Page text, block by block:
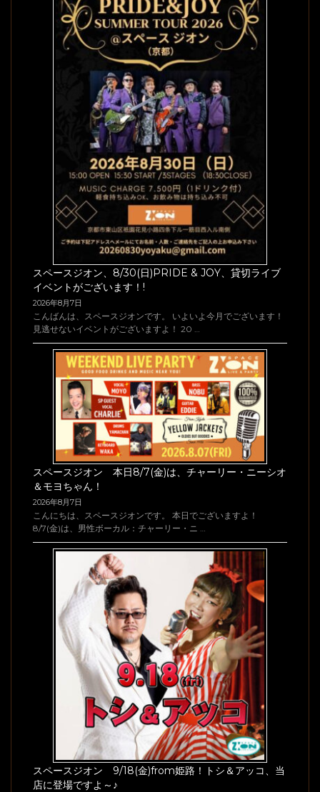
スペースジオン、8/30(日)PRIDE & JOY、貸切ライブ
イベントがございます！!
2026年8月7日
こんばんは、スペースジオンです。 いよいよ今月でございます！
見逃せないイベントがございますよ！ 20 …
スペースジオン 本日8/7(金)は、チャーリー・ニーシオ
＆モヨちゃん！
2026年8月7日
こんにちは、スペースジオンです。 本日でございますよ！
8/7(金)は、男性ボーカル：チャーリー・ニ …
スペースジオン 9/18(金)from姫路！トシ＆アッコ、当
店に登場ですよ～♪